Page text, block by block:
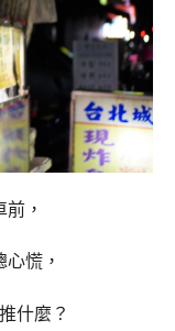
，
慌，
什麼？